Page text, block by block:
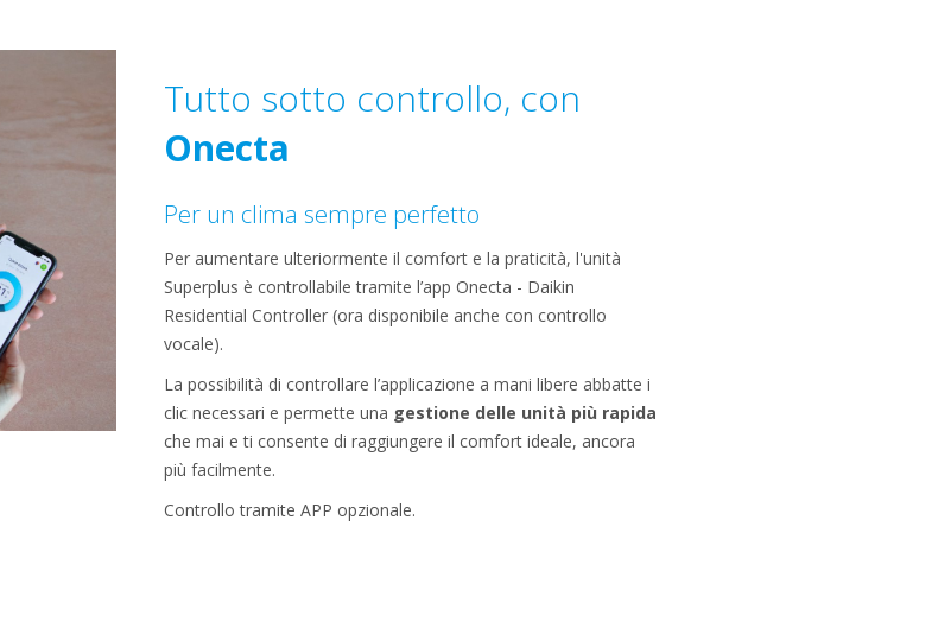
Tutto sotto controllo, con
Onecta
Per un clima sempre perfetto
Per aumentare ulteriormente il comfort e la praticità, l'unità
Superplus è controllabile tramite l’app Onecta - Daikin
Residential Controller (ora disponibile anche con controllo
vocale).
La possibilità di controllare l’applicazione a mani libere abbatte i
clic necessari e permette una gestione delle unità più rapida
che mai e ti consente di raggiungere il comfort ideale, ancora
più facilmente.
Controllo tramite APP opzionale.